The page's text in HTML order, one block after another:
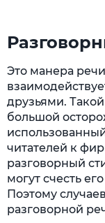
Это манера
друзьями.
большой
читателей к
разговорный
могут счесть
Поэтому
разговорной